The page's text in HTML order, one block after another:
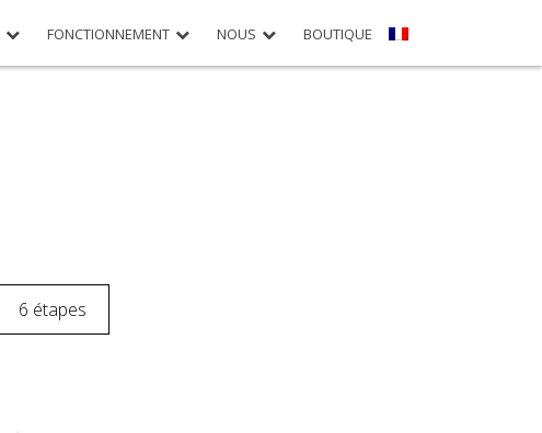
FONCTIONNEMENT NOUS BOUTIQUE
6 étapes